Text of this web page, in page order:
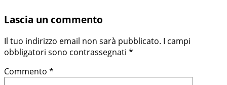
Lascia un commento
Il tuo indirizzo email non sarà pubblicato. I campi
obbligatori sono contrassegnati *
Commento *